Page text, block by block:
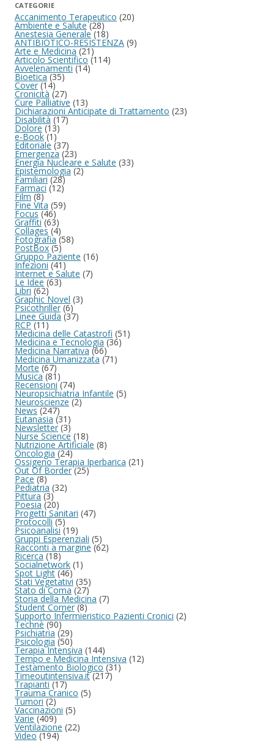
CATEGORIE
Accanimento Terapeutico (20)
Ambiente e Salute(28)
Anestesia Generale(18)
ANTIBIOTICO-RESISTENZA (9)
Arte e Medicina(21)
Articolo Scientifico (114)
Avvelenamenti(14)
Bioetica(35)
Cover(14)
Cronicità (27)
Cure Palliative (13)
Dichiarazioni Anticipate di Trattamento (23)
Disabilità(17)
Dolore(13)
e-Book(1)
Editoriale (37)
Emergenza (23)
Energia Nucleare e Salute (33)
Epistemologia(2)
Familiari(28)
Farmaci(12)
Film(8)
Fine Vita (59)
Focus(46)
Graffiti(63)
Collages (4)
Fotografia (58)
PostBox(5)
Gruppo Paziente (16)
Infezioni(41)
Internet e Salute (7)
Le Idee(63)
Libri(62)
Graphic Novel (3)
Psicothriller(6)
Linee Guida (37)
RCP(11)
Medicina delle Catastrofi (51)
Medicina e Tecnologia(36)
Medicina Narrativa(66)
Medicina Umanizzata (71)
Morte(67)
Musica(81)
Recensioni(74)
Neuropsichiatria Infantile (5)
Neuroscienze(2)
News(247)
Eutanasia (31)
Newsletter (3)
Nurse Science (18)
Nutrizione Artificiale (8)
Oncologia(24)
Ossigeno Terapia Iperbarica (21)
Out Of Border(25)
Pace(8)
Pediatria (32)
Pittura(3)
Poesia (20)
Progetti Sanitari (47)
Protocolli(5)
Psicoanalisi (19)
Gruppi Esperenziali (5)
Racconti a margine (62)
Ricerca(18)
Socialnetwork (1)
Spot Light(46)
Stati Vegetativi (35)
Stato di Coma(27)
Storia della Medicina (7)
Student Corner(8)
Supporto Infermieristico Pazienti Cronici (2)
Technè(90)
Psichiatria (29)
Psicologia (50)
Terapia Intensiva (144)
Tempo e Medicina Intensiva (12)
Testamento Biologico(31)
Timeoutintensiva.it(217)
Trapianti(17)
Trauma Cranico (5)
Tumori(2)
Vaccinazioni (5)
Varie(409)
Ventilazione (22)
Video(194)